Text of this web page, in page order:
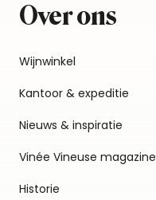
Over ons
Wijnwinkel
Kantoor & expeditie
Nieuws & inspiratie
Vinée Vineuse magazine
Historie